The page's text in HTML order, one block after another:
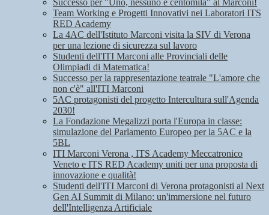
Successo per "Uno, nessuno e centomila" al Marconi!
Team Working e Progetti Innovativi nei Laboratori ITS
RED Academy
La 4AC dell'Istituto Marconi visita la SIV di Verona
per una lezione di sicurezza sul lavoro
Studenti dell'ITI Marconi alle Provinciali delle
Olimpiadi di Matematica!
Successo per la rappresentazione teatrale "L'amore che
non c'è" all'ITI Marconi
5AC protagonisti del progetto Intercultura sull'Agenda
2030!
La Fondazione Megalizzi porta l'Europa in classe:
simulazione del Parlamento Europeo per la 5AC e la
5BL
ITI Marconi Verona , ITS Academy Meccatronico
Veneto e ITS RED Academy uniti per una proposta di
innovazione e qualità!
Studenti dell'ITI Marconi di Verona protagonisti al Next
Gen AI Summit di Milano: un'immersione nel futuro
dell'Intelligenza Artificiale